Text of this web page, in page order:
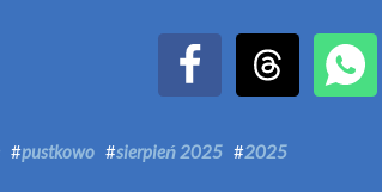
#pustkowo #sierpień 2025 #2025